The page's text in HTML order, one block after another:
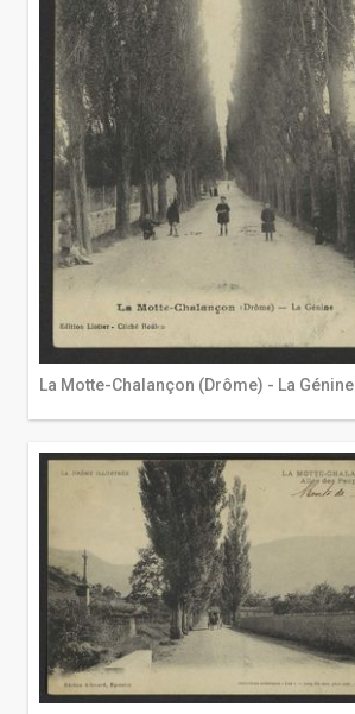
La Motte-Chalançon (Drôme) - La Génine